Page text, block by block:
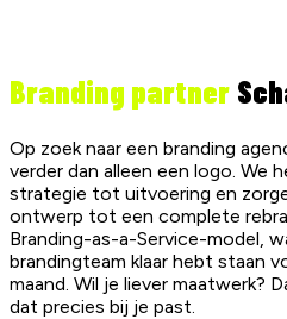
Branding partner
Op zoek naar een branding
verder dan alleen een logo. We
strategie tot uitvoering en
ontwerp tot een complete
Branding-as-a-Service-model,
brandingteam klaar hebt staan
maand. Wil je liever maatwerk?
dat precies bij je past.